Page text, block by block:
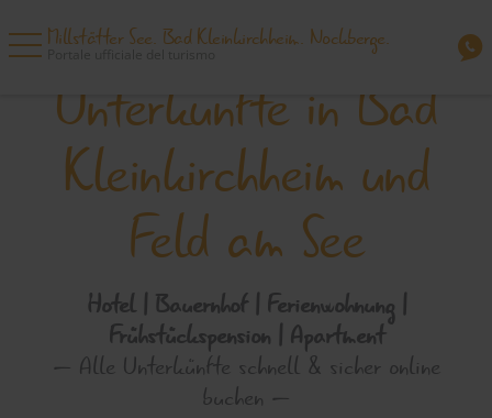
Millstätter See. Bad Kleinkirchheim. Nockberge.
Unterkünfte
JETZT anfragen!
Impressum
Unterkünfte in Bad
Kleinkirchheim und
Feld am See
Hotel | Bauernhof | Ferienwohnung |
Frühstückspension | Apartment
— Alle Unterkünfte schnell & sicher online
buchen —